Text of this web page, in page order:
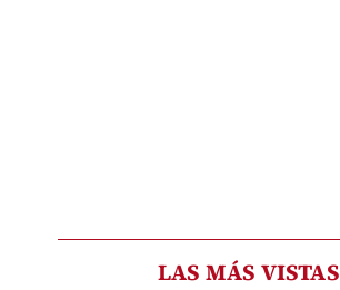
LAS MÁS VISTAS